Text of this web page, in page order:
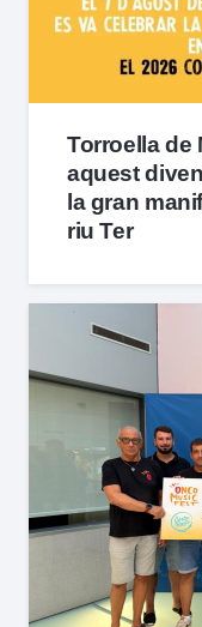
Torroella de
aquest
la gran
riu Ter